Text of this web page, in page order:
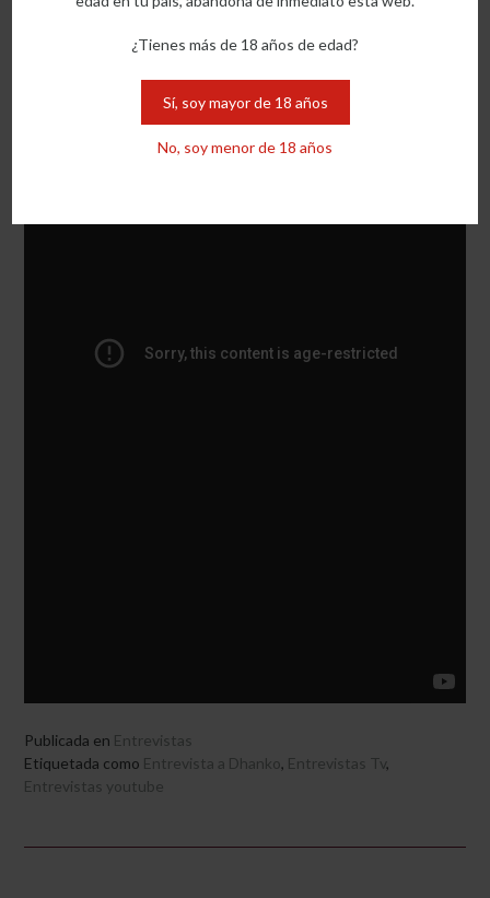
¿Tienes más de 18 años de edad?
Sí, soy mayor de 18 años
No, soy menor de 18 años
Publicada en Entrevistas
Etiquetada como Entrevista a Dhanko, Entrevistas Tv,
Entrevistas youtube